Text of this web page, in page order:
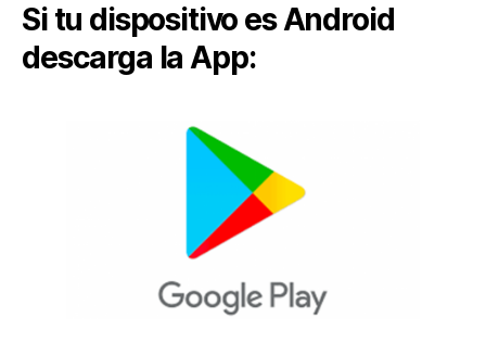
Si tu dispositivo es Android
descarga la App: